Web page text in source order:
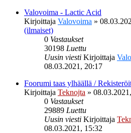
Valovoima - Lactic Acid
Kirjoittaja Valovoima »
(ilmaiset)
0 Vastaukset
30198 Luettu
Uusin viesti Kirjoittaja
08.03.2021, 20:17
Foorumi taas ylhäällä /
Kirjoittaja Teknojta »
0 Vastaukset
29889 Luettu
Uusin viesti Kirjoittaja
08.03.2021, 15:32